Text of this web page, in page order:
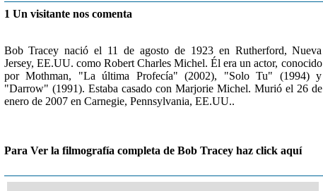
1 Un visitante nos comenta
Bob Tracey nació el 11 de agosto de 1923 en Rutherford, Nueva
Jersey, EE.UU. como Robert Charles Michel. Él era un actor, conocido
por Mothman, "La última Profecía" (2002), "Solo Tu" (1994) y
"Darrow" (1991). Estaba casado con Marjorie Michel. Murió el 26 de
enero de 2007 en Carnegie, Pennsylvania, EE.UU..
Para Ver la filmografía completa de Bob Tracey haz click aquí